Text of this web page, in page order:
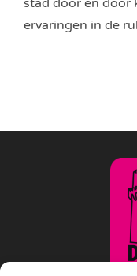
ervaringen in de